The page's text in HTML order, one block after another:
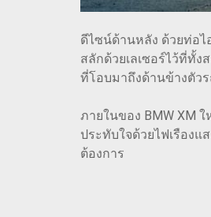
ดีไซน์ด้านหลัง ด้วยท่อไ
สลักด้วยเลเซอร์ไว้ที่ทั้
ที่โอบมาถึงด้านข้างตัว
ภายในของ BMW XM
ประทับใจด้วยไฟเรือง
ต้องการ